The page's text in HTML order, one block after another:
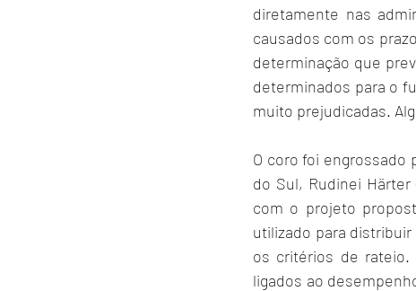
diretamente nas
causados com os
determinação que
determinados para o
muito prejudicadas.
O coro foi engrossado
do Sul, Rudinei Härter
com o projeto
utilizado para
os critérios de
ligados ao